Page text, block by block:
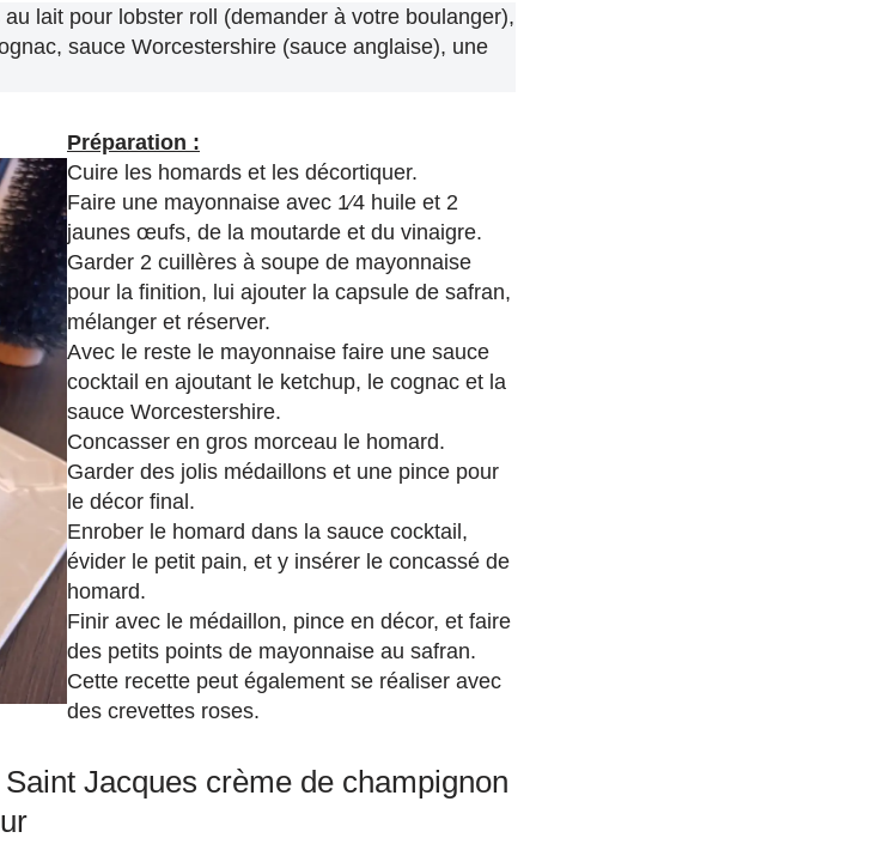
lait pour lobster roll (demander à votre boulanger),
sauce Worcestershire (sauce anglaise), une
Préparation :
Cuire les homards et les décortiquer.
Faire une mayonnaise avec 1⁄4 huile et 2
jaunes œufs, de la moutarde et du vinaigre.
Garder 2 cuillères à soupe de mayonnaise
pour la finition, lui ajouter la capsule de safran,
mélanger et réserver.
Avec le reste le mayonnaise faire une sauce
cocktail en ajoutant le ketchup, le cognac et la
sauce Worcestershire.
Concasser en gros morceau le homard.
Garder des jolis médaillons et une pince pour
le décor final.
Enrober le homard dans la sauce cocktail,
évider le petit pain, et y insérer le concassé de
homard.
Finir avec le médaillon, pince en décor, et faire
des petits points de mayonnaise au safran.
Cette recette peut également se réaliser avec
des crevettes roses.
Jacques crème de champignon